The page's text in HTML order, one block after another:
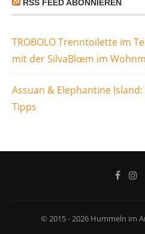
RSS FEED ABONNIEREN
TROBOLO Trenntoilette im
mit der SilvaBlœm im
Assuan & Elephantine
Tipps
© 2015 - 2026 Hummeln im